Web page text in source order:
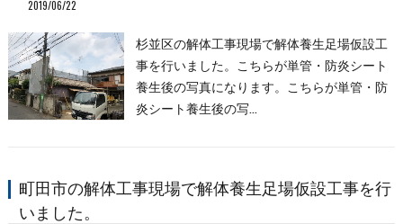
2019/06/22
杉並区の解体工事現場で解体養生足場仮設工
事を行いました。こちらが単管・防炎シート
養生後の写真になります。こちらが単管・防
炎シート養生後の写…
町田市の解体工事現場で解体養生足場仮設工事を行
いました。